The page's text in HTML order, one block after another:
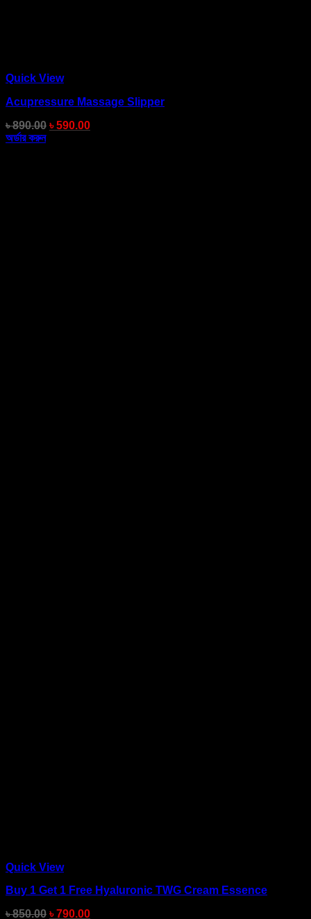
Quick View
Acupressure Massage Slipper
৳890.00 ৳590.00
অর্ডার করুন
Quick View
Buy 1 Get 1 Free Hyaluronic TWG Cream Essence
৳850.00 ৳790.00